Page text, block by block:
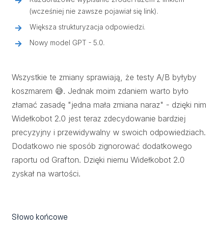
(wcześniej nie zawsze pojawiał się link).
Większa strukturyzacja odpowiedzi.
Nowy model GPT - 5.0.
Wszystkie te zmiany sprawiają, że testy A/B byłyby
koszmarem 😅. Jednak moim zdaniem warto było
złamać zasadę "jedna mała zmiana naraz" - dzięki nim
Widełkobot 2.0 jest teraz zdecydowanie bardziej
precyzyjny i przewidywalny w swoich odpowiedziach.
Dodatkowo nie sposób zignorować dodatkowego
raportu od Grafton. Dzięki niemu Widełkobot 2.0
zyskał na wartości.
Słowo końcowe